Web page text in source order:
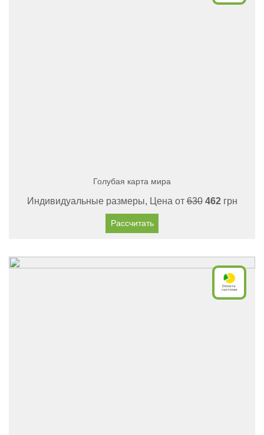
Голубая карта мира
Индивидуальные размеры, Цена от630 462грн
Рассчитать